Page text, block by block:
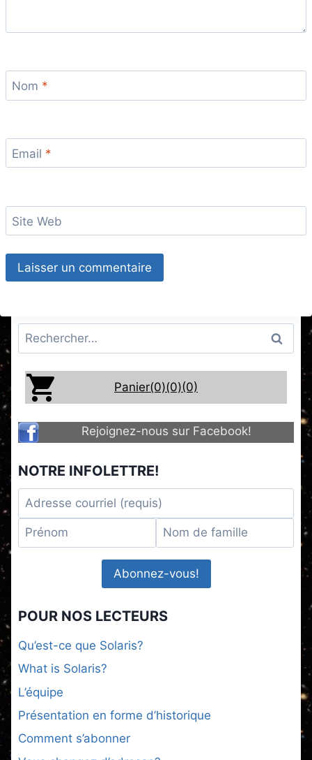
Nom *
Email *
Site Web
Rechercher :
Panier(0)(0)(0)
Rejoignez-nous sur Facebook!
NOTRE INFOLETTRE!
POUR NOS LECTEURS
Qu’est-ce que Solaris?
What is Solaris?
L’équipe
Présentation en forme d’historique
Comment s’abonner